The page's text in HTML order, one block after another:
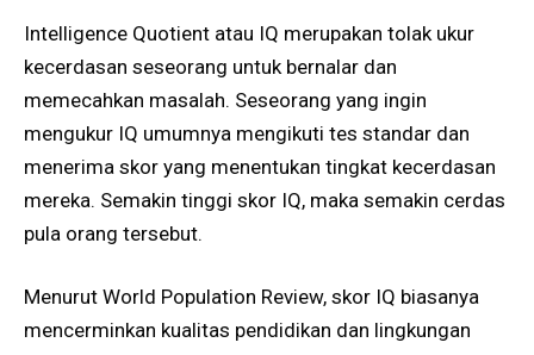
Intelligence Quotient atau IQ merupakan tolak ukur
kecerdasan seseorang untuk bernalar dan
memecahkan masalah. Seseorang yang ingin
mengukur IQ umumnya mengikuti tes standar dan
menerima skor yang menentukan tingkat kecerdasan
mereka. Semakin tinggi skor IQ, maka semakin cerdas
pula orang tersebut.
Menurut World Population Review, skor IQ biasanya
mencerminkan kualitas pendidikan dan lingkungan